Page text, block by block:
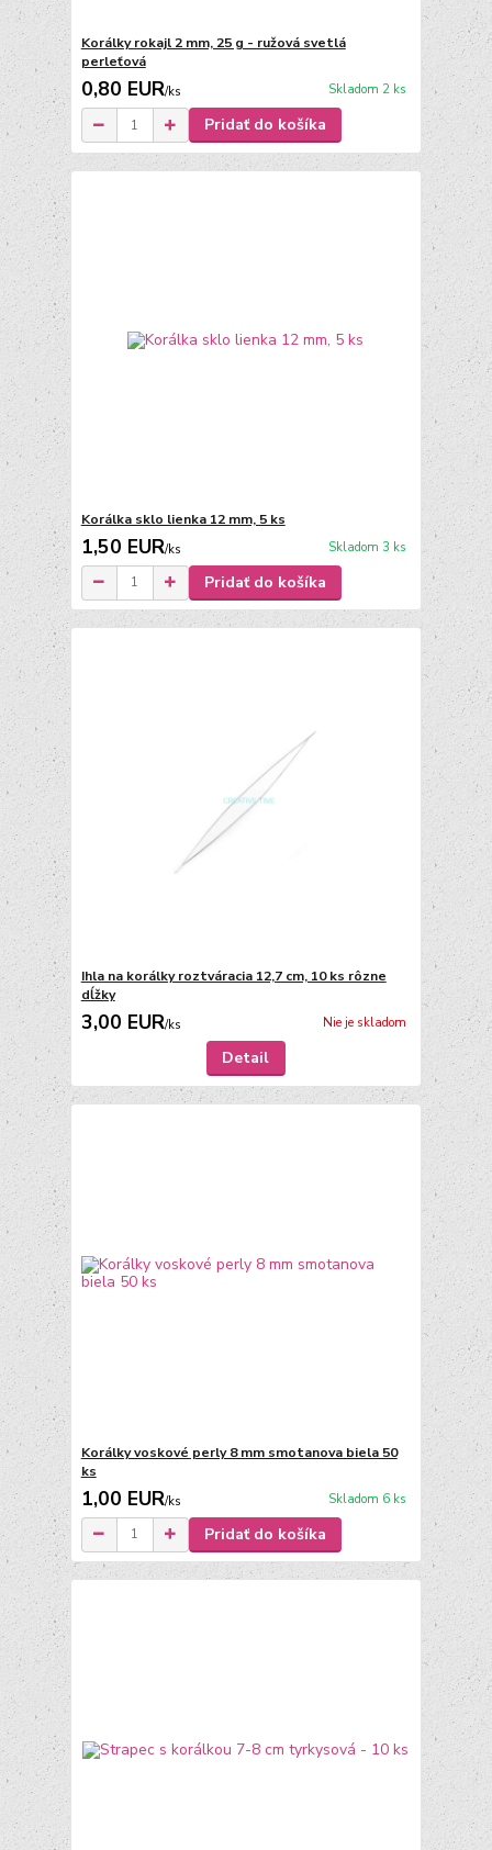
Korálky rokajl 2 mm, 25 g - ružová svetlá
perleťová
0,80 EUR/ks Skladom 2 ks
Pridať do košíka
Korálka sklo lienka 12 mm, 5 ks
1,50 EUR/ks Skladom 3 ks
Pridať do košíka
Ihla na korálky roztváracia 12,7 cm, 10 ks rôzne
dĺžky
3,00 EUR/ks Nie je skladom
Detail
Korálky voskové perly 8 mm smotanova biela 50
ks
1,00 EUR/ks Skladom 6 ks
Pridať do košíka